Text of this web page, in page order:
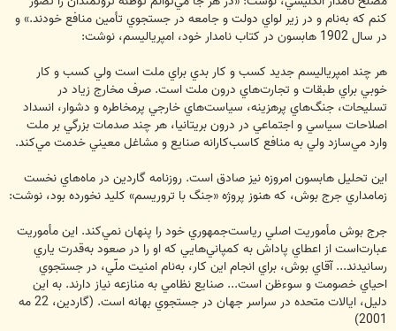
کنم که به‌نام و در زير لواي دولت و جامعه در جستجوي تأمين منافع خودند.» و
در سال 1902 هابسون در کتاب نامدار خود، امپرياليسم، نوشت:
هر چند امپرياليسم جديد کسب و کار بدي براي ملت است ولي کسب و کار
خوبي براي طبقات و تجارت‌هاي درون ملت است. صرف مخارج زياد در
تسليحات، جنگ‌هاي پرهزينه، سياست‌هاي خارجي پرمخاطره و دشوار، انسداد
اصلاحات سياسي و اجتماعي در درون بريتانيا، هر چند صدمات بزرگي بر ملت
وارد مي‌سازد ولي به منافع کاسب‌کارانه صنايع و مشاغل معيني خدمت مي‌کند.
اين تحليل هابسون امروزه نيز صادق است. روزنامه گاردين در ماه‌هاي نخست
زمامداري جرج بوش، که هنوز پروژه «جنگ با تروريسم» کليد نخورده بود، نوشت:
جرج بوش مأموريت اصلي رياست‌جمهوري خود را پنهان نمي‌کند. اين مأموريت
عبارت‌است‌ از اعطاي پاداش به کمپاني‌هايي که او را در صعود به‌قدرت ياري
رسانيدند... آقاي بوش، براي انجام اين کار، به‌نام امنيت ملّي، در جستجوي
احياي خصومت و سوءظن است... صنايع نظامي به منازعه نياز دارند. به اين
دليل، ايالات متحده در سراسر جهان در جستجوي بهانه است. (گاردين، 22 مه
2001)